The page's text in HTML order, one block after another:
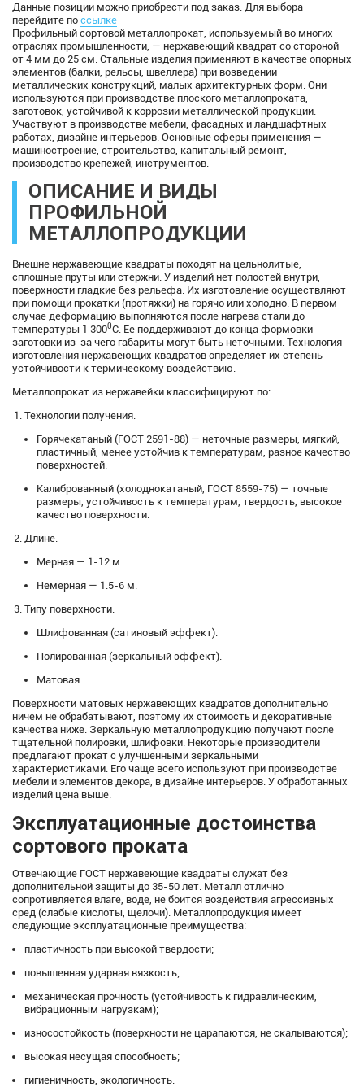
Данные позиции можно приобрести под заказ. Для выбора
перейдите по ссылке
Профильный сортовой металлопрокат, используемый во многих
отраслях промышленности, — нержавеющий квадрат со стороной
от 4 мм до 25 см. Стальные изделия применяют в качестве опорных
элементов (балки, рельсы, швеллера) при возведении
металлических конструкций, малых архитектурных форм. Они
используются при производстве плоского металлопроката,
заготовок, устойчивой к коррозии металлической продукции.
Участвуют в производстве мебели, фасадных и ландшафтных
работах, дизайне интерьеров. Основные сферы применения —
машиностроение, строительство, капитальный ремонт,
производство крепежей, инструментов.
ОПИСАНИЕ И ВИДЫ
ПРОФИЛЬНОЙ
МЕТАЛЛОПРОДУКЦИИ
Внешне нержавеющие квадраты походят на цельнолитые,
сплошные пруты или стержни. У изделий нет полостей внутри,
поверхности гладкие без рельефа. Их изготовление осуществляют
при помощи прокатки (протяжки) на горячо или холодно. В первом
случае деформацию выполняются после нагрева стали до
температуры 1 3000С. Ее поддерживают до конца формовки
заготовки из-за чего габариты могут быть неточными. Технология
изготовления нержавеющих квадратов определяет их степень
устойчивости к термическому воздействию.
Металлопрокат из нержавейки классифицируют по:
Технологии получения.
Горячекатаный (ГОСТ 2591-88) — неточные размеры, мягкий,
пластичный, менее устойчив к температурам, разное качество
поверхностей.
Калиброванный (холоднокатаный, ГОСТ 8559-75) — точные
размеры, устойчивость к температурам, твердость, высокое
качество поверхности.
Длине.
Мерная — 1-12 м
Немерная — 1.5-6 м.
Типу поверхности.
Шлифованная (сатиновый эффект).
Полированная (зеркальный эффект).
Матовая.
Поверхности матовых нержавеющих квадратов дополнительно
ничем не обрабатывают, поэтому их стоимость и декоративные
качества ниже. Зеркальную металлопродукцию получают после
тщательной полировки, шлифовки. Некоторые производители
предлагают прокат с улучшенными зеркальными
характеристиками. Его чаще всего используют при производстве
мебели и элементов декора, в дизайне интерьеров. У обработанных
изделий цена выше.
Эксплуатационные достоинства
сортового проката
Отвечающие ГОСТ нержавеющие квадраты служат без
дополнительной защиты до 35-50 лет. Металл отлично
сопротивляется влаге, воде, не боится воздействия агрессивных
сред (слабые кислоты, щелочи). Металлопродукция имеет
следующие эксплуатационные преимущества:
пластичность при высокой твердости;
повышенная ударная вязкость;
механическая прочность (устойчивость к гидравлическим,
вибрационным нагрузкам);
износостойкость (поверхности не царапаются, не скалываются);
высокая несущая способность;
гигиеничность, экологичность.